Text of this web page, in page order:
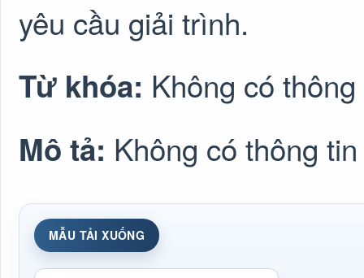
yêu cầu giải trình.
Từ khóa: Không có
Mô tả: Không có thông tin
MẪU TẢI XUỐNG